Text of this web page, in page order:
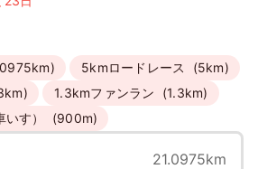
5kmロードレース
(5km)
1.3kmファンラン
(1.3km)
す）
(900m)
21.0975km